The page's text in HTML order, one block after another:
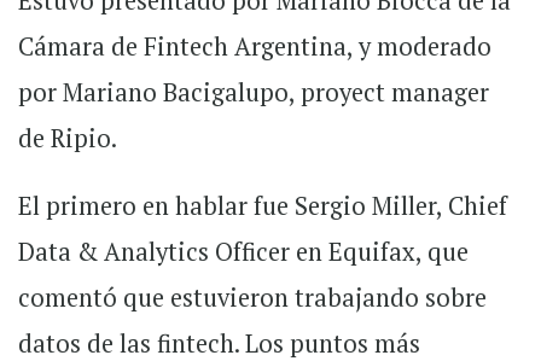
Cámara de Fintech Argentina, y moderado
por Mariano Bacigalupo, proyect manager
de Ripio.
El primero en hablar fue Sergio Miller, Chief
Data & Analytics Officer en Equifax, que
comentó que estuvieron trabajando sobre
datos de las fintech. Los puntos más